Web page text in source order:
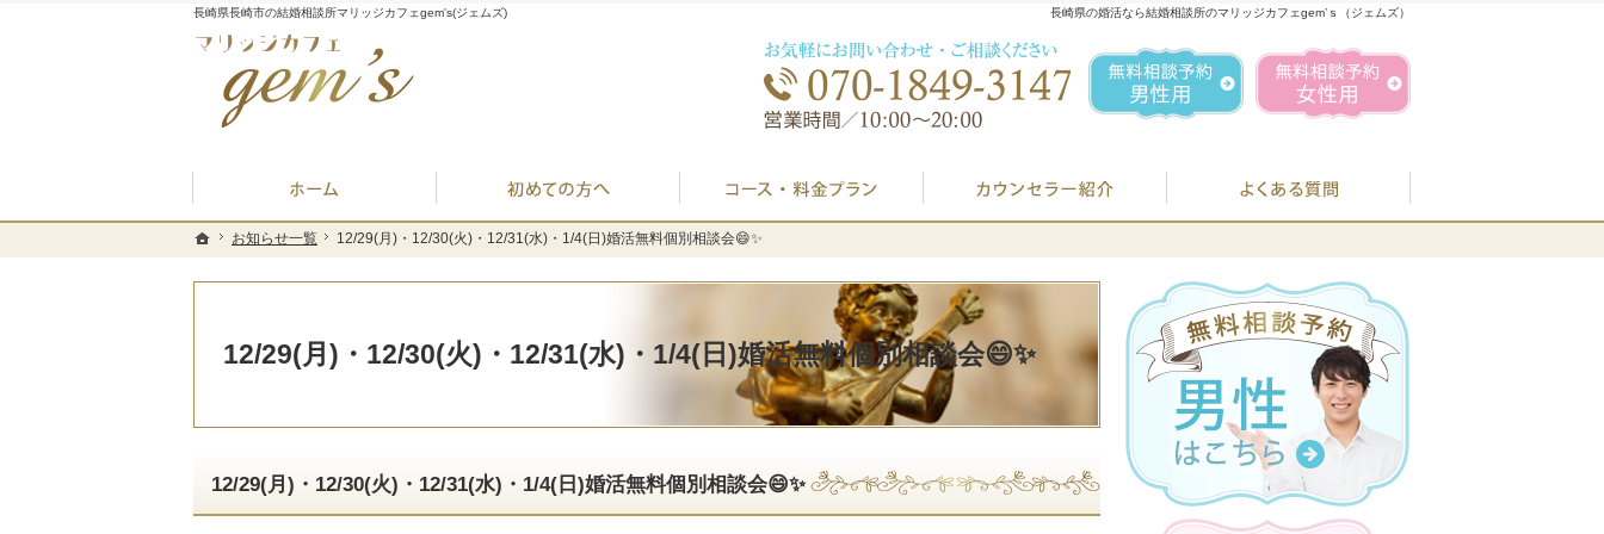
ホーム
お知らせ一覧 12/29(月)・12/30(火)・12/31(水)・1/4(日)婚活無料個別相談会😄✨
12/29(月)・12/30(火)・12/31(水)・1/4(日)婚活無料個別相談会😄✨
長崎県の婚活なら結婚相談所のマリッジカフェgem’ｓ（ジェムズ）
長崎県長崎市の結婚相談所マリッジカフェgem's(ジェムズ)
12/29(月)・12/30(火)・12/31(水)・1/4(日)婚活無料個別相談会😄✨
070-1849-3147
無料相談予約男性用
ホーム
お知らせ一覧 12/29(月)・12/30(火)・12/31(水)・1/4(日)婚活無料個別相談会😄✨